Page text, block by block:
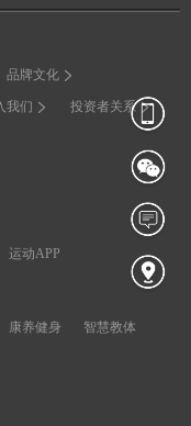
品牌文化
我们 投资者关系
运动APP
康养健身 智慧教体